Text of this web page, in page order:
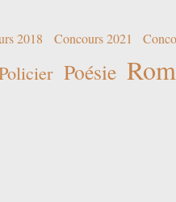
2018 Concours 2021
Poésie